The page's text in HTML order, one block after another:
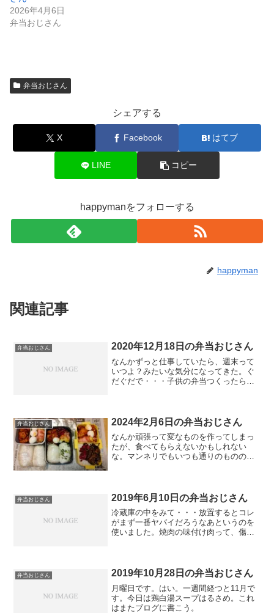
2026年4月6日
弁当おじさん
弁当おじさん
シェアする
X Facebook はてブ
LINE コピー
happymanをフォローする
happyman
関連記事
弁当おじさん 2020年12月18日の弁当おじさん
なんかずっと仕事していたら、週末って
いつよ？みたいな気分になってきた。ぐ
だぐだで・・・子供の弁当つくったら、
弁当おじさん 2024年2月6日の弁当おじさん
なんか頑張って変なものを作ってしまっ
たが、食べてもらえないかもしれない
な。マンネリでもいつも通りのものの方
弁当おじさん 2019年6月10日の弁当おじさん
冷蔵庫の中をみて・・・放置するとコレ
がまず一番ヤバイだろうなあというのを
使いました。焼肉の味付け肉って、傷ん
弁当おじさん 2019年10月28日の弁当おじさん
月曜日です。はい。一週間経つと11月で
す。今日は鶏白湯スープはるさめ。これ
はまたブログに書こう。